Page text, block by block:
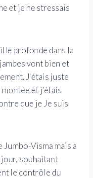
et je ne stressais
profonde dans la
vont bien et
J’étais juste
et j’étais
que je Je suis
Visma mais a
jour, souhaitant
le contrôle du